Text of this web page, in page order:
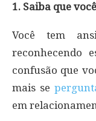
1. Saiba que
Você tem
reconhecendo
confusão que
mais se
em